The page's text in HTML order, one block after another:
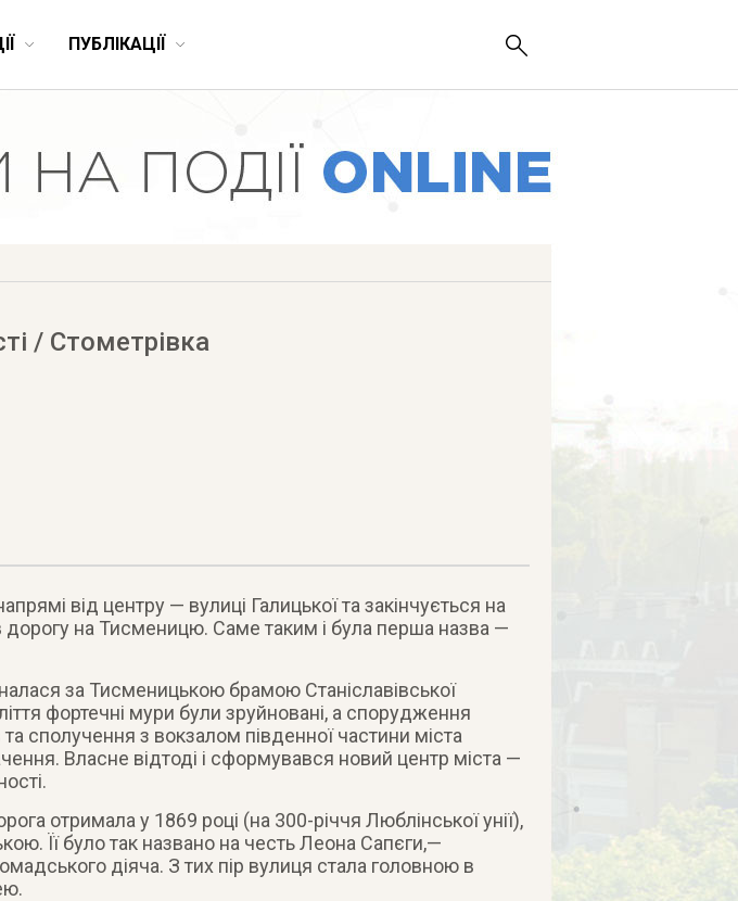
ПУБЛІКАЦІЇ
/ Стометрівка
від центру — вулиці Галицької та закінчується на
дорогу на Тисменицю. Саме таким і була перша назва —
за Тисменицькою брамою Станіславівської
фортечні мури були зруйновані, а спорудження
та сполучення з вокзалом південної частини міста
Власне відтоді і сформувався новий центр міста —
отримала у 1869 році (на 300-річчя Люблінської унії),
Її було так названо на честь Леона Сапєги,—
діяча. З тих пір вулиця стала головною в